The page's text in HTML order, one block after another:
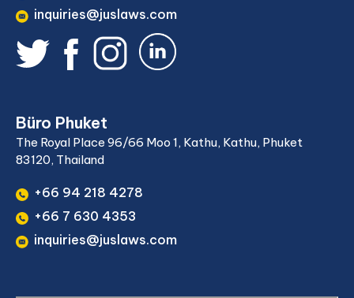
inquiries@juslaws.com
Büro Phuket
The Royal Place 96/66 Moo 1, Kathu, Kathu, Phuket
83120, Thailand
+66 94 218 4278
+66 7 630 4353
inquiries@juslaws.com